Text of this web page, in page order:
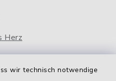
wir technisch notwendige
Herz